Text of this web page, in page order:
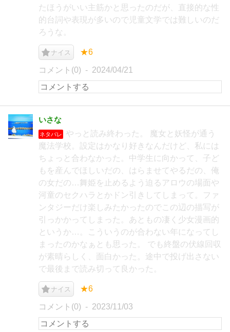
たほうがいい主筋かと思ったのだが、直接的な性
的台詞や表現が多いので児童文学では難しいのだ
ろうな。
ナイス ★6
コメント(0) 2024/04/21
いさな
ネタバレ
やっと読み終わった。 魔女と妖怪が通う
魔法学校。設定はかなり好きなんだけど、私には
ちょっと合わなかった。中学生に向かって、子ど
もを産んでほしいだの、はらませてやるだの、俺
の女だの…舞姫を止めるよう迫るアロウの場面や
河童のセクハラとかドン引きしてしまって。ファ
ンタジーだけ楽しみたかったのでこの辺の描写が
引っかかってしまった。あともの凄く少女漫画的
というか…。こういうのが合わない年になってし
まったのかなぁとも思った。 でも終盤の伏線回収
が素晴らしく、面白かった。途中で投げ出さない
で最後まで読み切って良かった。
ナイス ★6
コメント(0) 2023/11/03